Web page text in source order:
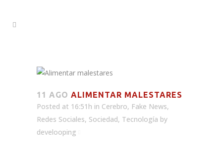
11 AGO ALIMENTAR MALESTARES
Posted at 16:51h in Cerebro, Fake News,
Redes Sociales, Sociedad, Tecnología by
develooping